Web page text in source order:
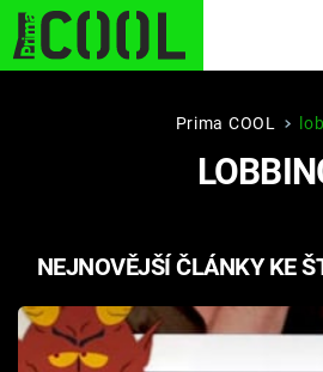
STARHOUSE BUFFY,
PLNEJ KOTEL
Témata
Prima COOL
NEJNOVĚJŠÍ ČLÁNKY KE